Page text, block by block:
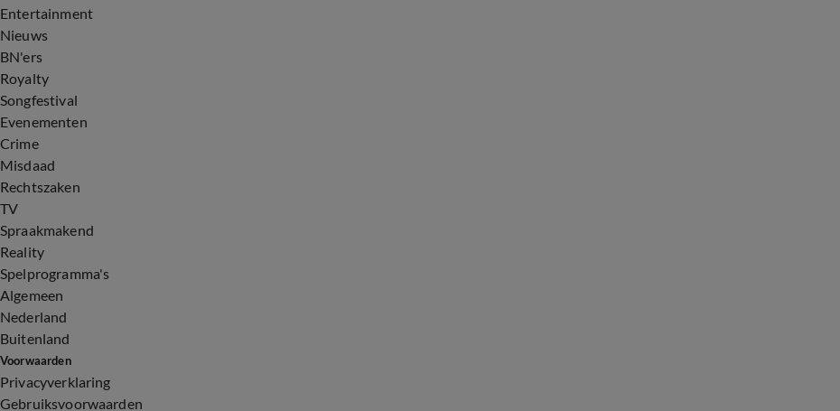
Entertainment
Nieuws
BN'ers
Royalty
Songfestival
Evenementen
Crime
Misdaad
Rechtszaken
TV
Spraakmakend
Reality
Spelprogramma's
Algemeen
Nederland
Buitenland
Voorwaarden
Privacyverklaring
Gebruiksvoorwaarden